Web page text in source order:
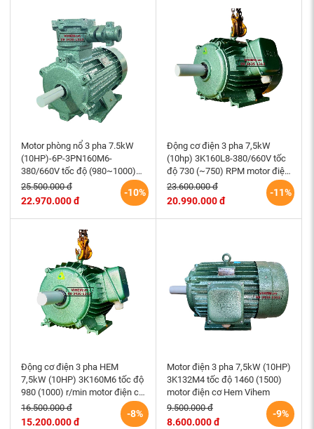
Motor phòng nổ 3 pha 7.5kW
(10HP)-6P-3PN160M6-
380/660V tốc độ (980~1000)
r/min điện cơ Hem Vihem
-10%
25.500.000 đ
22.970.000 đ
Động cơ điện 3 pha 7,5kW
(10hp) 3K160L8-380/660V tốc
độ 730 (~750) RPM motor điện
cơ Hem Vihem
-11%
23.600.000 đ
20.990.000 đ
Động cơ điện 3 pha HEM
7,5kW (10HP) 3K160M6 tốc độ
980 (1000) r/min motor điện cơ
Hem Vihem
-8%
16.500.000 đ
15.200.000 đ
Motor điện 3 pha 7,5kW (10HP)
3K132M4 tốc độ 1460 (1500)
motor điện cơ Hem Vihem
-9%
9.500.000 đ
8.600.000 đ